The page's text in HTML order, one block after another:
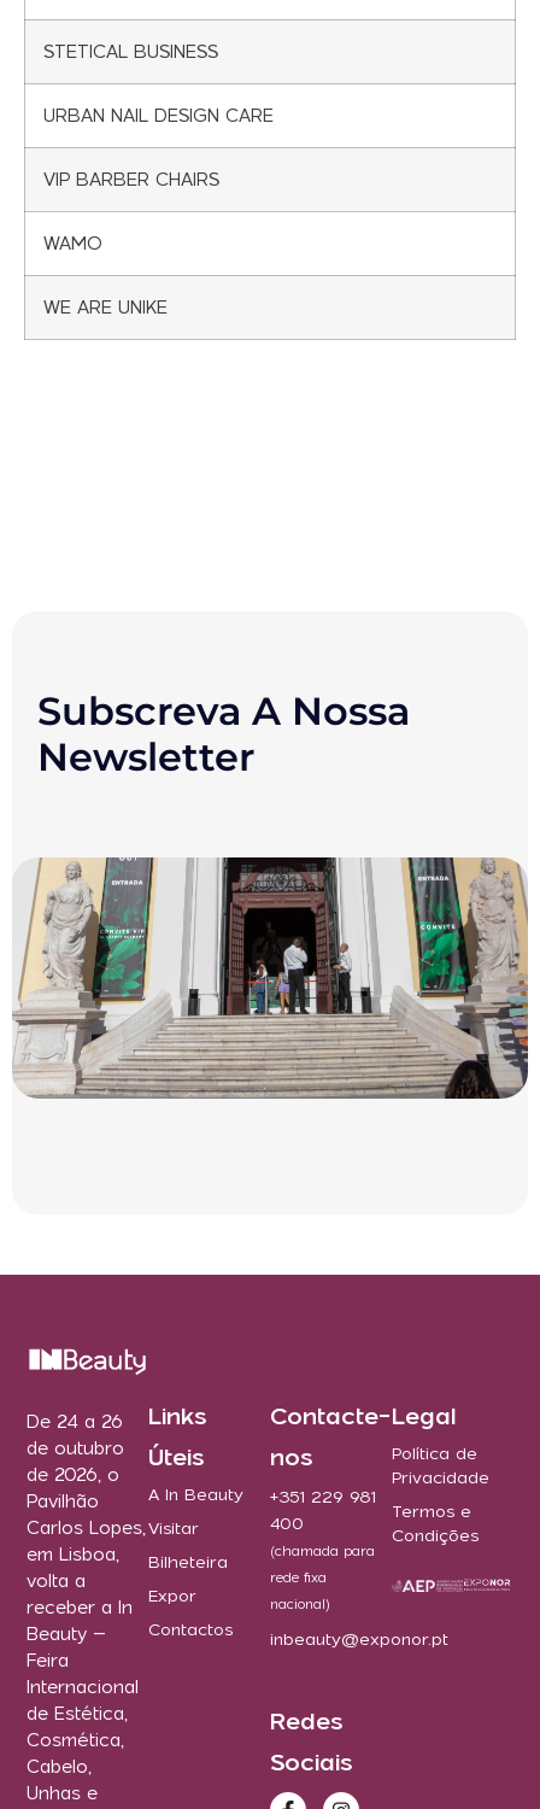
STETICAL BUSINESS
URBAN NAIL DESIGN CARE
VIP BARBER CHAIRS
WAMO
WE ARE UNIKE
Subscreva A Nossa
Newsletter
De 24 a 26
de outubro
de 2026, o
Pavilhão
Carlos Lopes,
em Lisboa,
volta a
receber a In
Beauty –
Feira
Internacional
de Estética,
Cosmética,
Cabelo,
Unhas e
Links
Úteis
A In Beauty
Visitar
Bilheteira
Expor
Contactos
Contacte-
nos
+351 229 981
400
(chamada para
rede fixa
nacional)
inbeauty@exponor.pt
Redes
Sociais
Legal
Política de
Privacidade
Termos e
Condições